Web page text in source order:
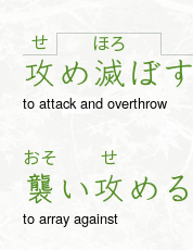
せ
攻め
ほろ
滅ぼす
to attack and overthrow
おそ
襲 い
せ
攻め る
to array against